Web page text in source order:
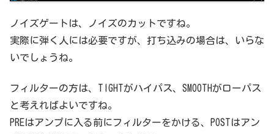
ノイズゲートは、ノイズのカットですね。
実際に弾く人には必要ですが、打ち込みの場合は、いらな
いでしょうね。
フィルターの方は、TIGHTがハイパス、SMOOTHがローパス
と考えればよいですね。
PREはアンプに入る前にフィルターをかける、POSTはアン